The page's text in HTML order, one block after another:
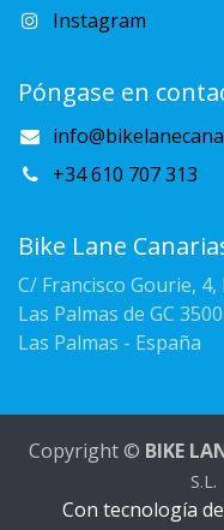
Instagram
Póngase en
+34 610 707 313
Bike Lane
C/ Francisco Gourie, 4,
Las Palmas de GC
Las Palmas - España
Copyright © BIKE
S.L.
Con tecnología